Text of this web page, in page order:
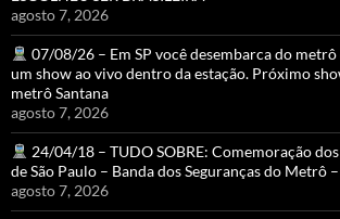
agosto 7, 2026
07/08/26 – Em SP você desembarca do metrô
um show ao vivo dentro da estação. Próximo
metrô Santana
agosto 7, 2026
24/04/18 – TUDO SOBRE: Comemoração
de São Paulo – Banda dos Seguranças do Metrô
agosto 7, 2026